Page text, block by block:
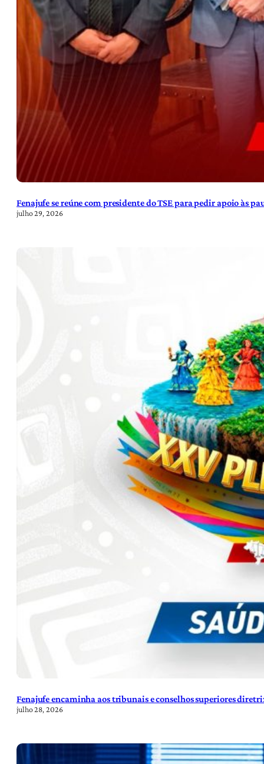
Fenajufe se reúne com presidente do TSE para pedir apoio às
julho 29, 2026
Fenajufe encaminha aos tribunais e conselhos superiores
julho 28, 2026